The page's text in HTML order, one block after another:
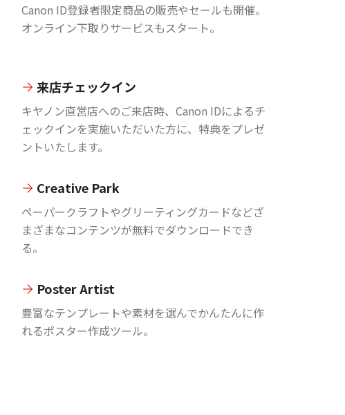
Canon ID登録者限定商品の販売やセールも開催。
オンライン下取りサービスもスタート。
来店チェックイン
キヤノン直営店へのご来店時、Canon IDによるチ
ェックインを実施いただいた方に、特典をプレゼ
ントいたします。
Creative Park
ペーパークラフトやグリーティングカードなどざ
まざまなコンテンツが無料でダウンロードでき
る。
Poster Artist
豊富なテンプレートや素材を選んでかんたんに作
れるポスター作成ツール。